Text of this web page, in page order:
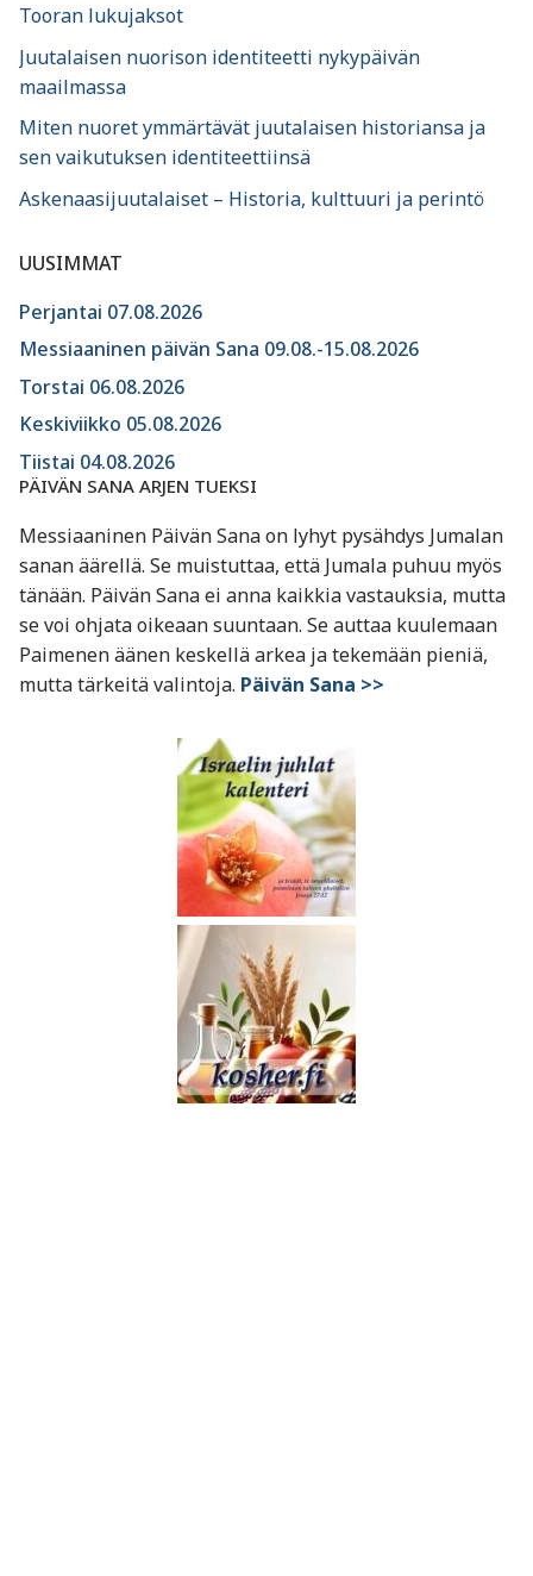
Tooran lukujaksot
Juutalaisen nuorison identiteetti nykypäivän
maailmassa
Miten nuoret ymmärtävät juutalaisen historiansa ja
sen vaikutuksen identiteettiinsä
Askenaasijuutalaiset – Historia, kulttuuri ja perintö
UUSIMMAT
Perjantai 07.08.2026
Messiaaninen päivän Sana 09.08.-15.08.2026
Torstai 06.08.2026
Keskiviikko 05.08.2026
Tiistai 04.08.2026
PÄIVÄN SANA ARJEN TUEKSI
Messiaaninen Päivän Sana on lyhyt pysähdys Jumalan
sanan äärellä. Se muistuttaa, että Jumala puhuu myös
tänään. Päivän Sana ei anna kaikkia vastauksia, mutta
se voi ohjata oikeaan suuntaan. Se auttaa kuulemaan
Paimenen äänen keskellä arkea ja tekemään pieniä,
mutta tärkeitä valintoja. Päivän Sana >>